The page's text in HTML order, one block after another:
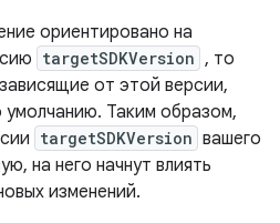
ориентировано на
targetSDKVersion , то
от этой версии,
умолчанию. Таким образом,
targetSDKVersion вашего
на него начнут влиять
изменений.